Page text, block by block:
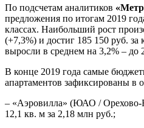
По подсчетам аналитиков
предложения по итогам 2019
классах. Наибольший рост
(+7,3%) и достиг 185 150 руб.
выросли в среднем на 3,2% – до
В конце 2019 года самые
апартаментов зафиксированы в
– «Аэровилла» (ЮАО / Орехово-
12,1 кв. м за 2,18 млн руб.;